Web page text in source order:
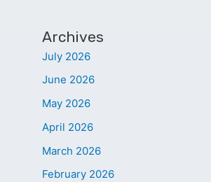
Archives
July 2026
June 2026
May 2026
April 2026
March 2026
February 2026